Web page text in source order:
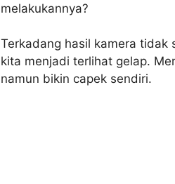
melakukannya?
Terkadang hasil kamera tidak
kita menjadi terlihat gelap.
namun bikin capek sendiri.